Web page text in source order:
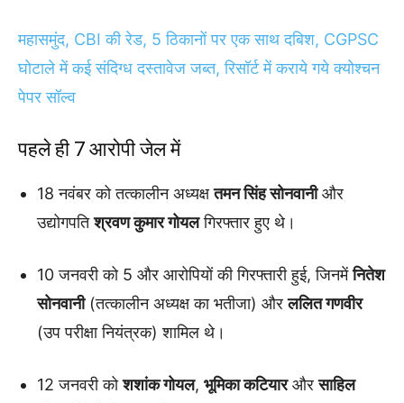
महासमुंद, CBI की रेड, 5 ठिकानों पर एक साथ दबिश, CGPSC
घोटाले में कई संदिग्ध दस्तावेज जब्त, रिसॉर्ट में कराये गये क्योश्चन
पेपर सॉल्व
पहले ही 7 आरोपी जेल में
18 नवंबर को तत्कालीन अध्यक्षतमन सिंह सोनवानीऔर
उद्योगपतिश्रवण कुमार गोयलगिरफ्तार हुए थे।
10 जनवरी को 5 और आरोपियों की गिरफ्तारी हुई, जिनमेंनितेश
सोनवानी(तत्कालीन अध्यक्ष का भतीजा) औरललित गणवीर
(उप परीक्षा नियंत्रक) शामिल थे।
12 जनवरी कोशशांक गोयल, भूमिका कटियारऔरसाहिल